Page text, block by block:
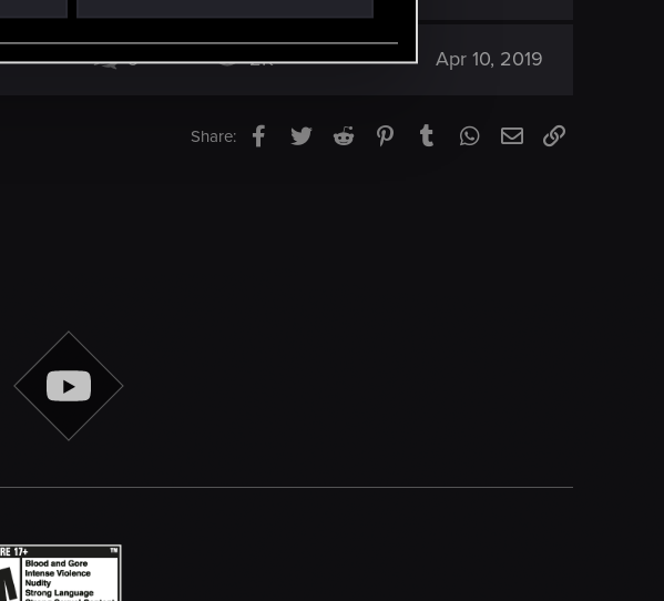
9 2K Apr 10, 2019
Share: Facebook
TwitterReddit PinterestTumblrWhatsApp
EmailLink